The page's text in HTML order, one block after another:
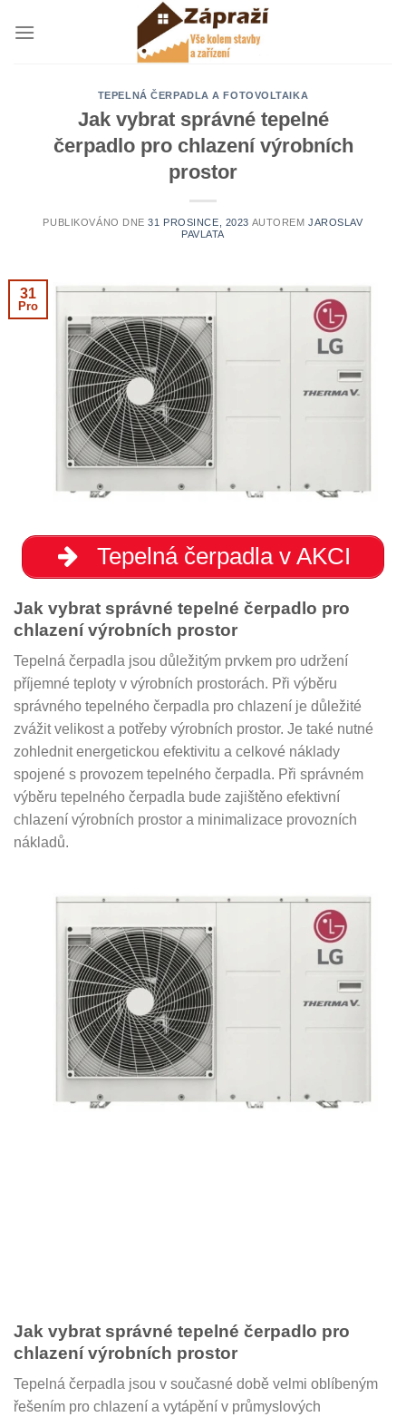
TEPELNÁ ČERPADLA A FOTOVOLTAIKA
Jak vybrat správné tepelné
čerpadlo pro chlazení výrobních
prostor
PUBLIKOVÁNO DNE31 PROSINCE, 2023 AUTOREMJAROSLAV
PAVLATA
31
Pro
Tepelná čerpadla v AKCI
Jak vybrat správné tepelné čerpadlo pro
chlazení výrobních prostor
Tepelná čerpadla jsou důležitým prvkem pro udržení
příjemné teploty v výrobních prostorách. Při výběru
správného tepelného čerpadla pro chlazení je důležité
zvážit velikost a potřeby výrobních prostor. Je také nutné
zohlednit energetickou efektivitu a celkové náklady
spojené s provozem tepelného čerpadla. Při správném
výběru tepelného čerpadla bude zajištěno efektivní
chlazení výrobních prostor a minimalizace provozních
nákladů.
Jak vybrat správné tepelné čerpadlo pro
chlazení výrobních prostor
Tepelná čerpadla jsou v současné době velmi oblíbeným
řešením pro chlazení a vytápění v průmyslových